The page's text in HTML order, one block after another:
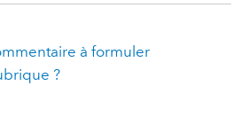
à formuler
?